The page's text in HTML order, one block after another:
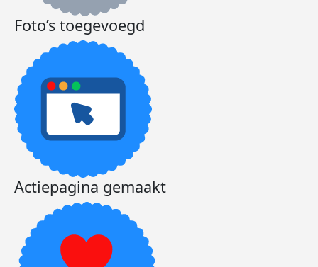
Foto’s toegevoegd
Actiepagina gemaakt